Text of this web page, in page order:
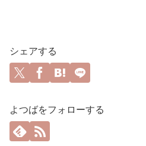
シェアする
よつばをフォローする